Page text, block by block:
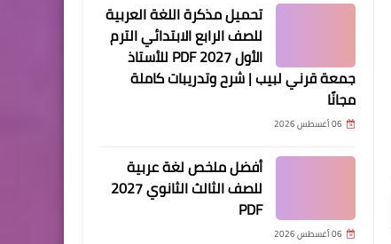
تحميل مذكرة اللغة العربية
للصف الرابع الابتدائي الترم
الأول 2027 PDF للأستاذ
جمعة قرني لبيب | شرح وتدريبات كاملة
مجانًا
06 أغسطس 2026
أفضل ملخص لغة عربية
للصف الثالث الثانوي 2027
PDF
06 أغسطس 2026